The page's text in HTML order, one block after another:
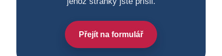
Přejít na formulář